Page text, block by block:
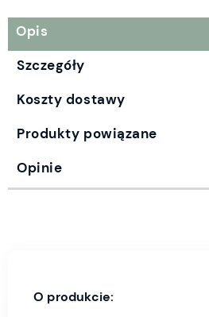
Opis
Szczegóły
Koszty dostawy
Produkty powiązane
Opinie
O produkcie: